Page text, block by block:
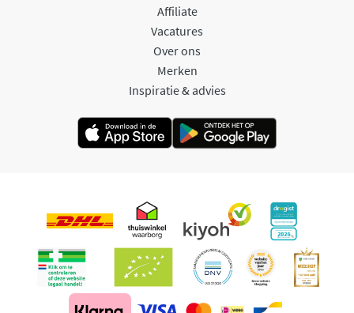
Affiliate
Vacatures
Over ons
Merken
Inspiratie & advies